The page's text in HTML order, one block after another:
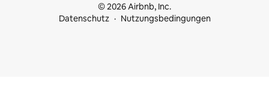
© 2026 Airbnb, Inc.
Datenschutz
Nutzungsbedingungen